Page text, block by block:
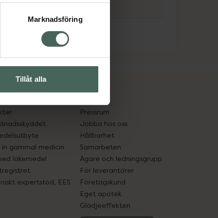
Marknadsföring
Tillåt alla
in gammal medicin
läkemedel
expertstöd, EES
Pressrum
Jobba hos oss
Hållbarhet
Samarbeten
Ägare och ledningsgrupp
För leverantörer
Företagskund
Eget apotek
Glädjeeffekten